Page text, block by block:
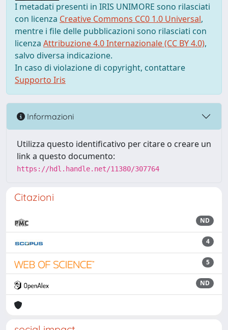
I metadati presenti in IRIS UNIMORE sono rilasciati
con licenza Creative Commons CC0 1.0 Universal,
mentre i file delle pubblicazioni sono rilasciati con
licenza Attribuzione 4.0 Internazionale (CC BY 4.0),
salvo diversa indicazione.
In caso di violazione di copyright, contattare
Supporto Iris
Informazioni
Utilizza questo identificativo per citare o creare un
link a questo documento:
https://hdl.handle.net/11380/307764
Citazioni
ND
4
5
ND